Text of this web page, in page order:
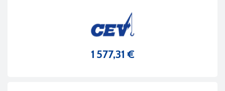
Prix
1 577,31 €